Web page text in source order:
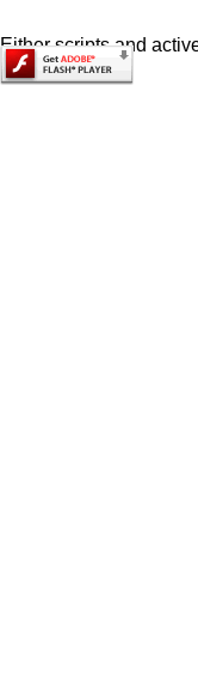
Either scripts and